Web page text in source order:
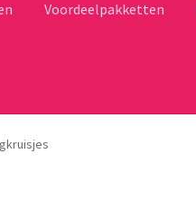
Voordeelpakketten